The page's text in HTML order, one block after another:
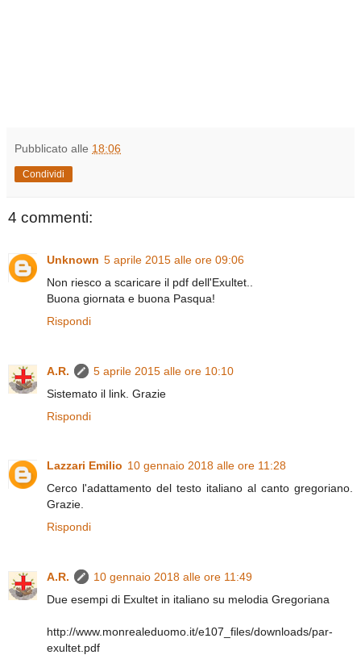
Pubblicato alle 18:06
Condividi
4 commenti:
Unknown 5 aprile 2015 alle ore 09:06
Non riesco a scaricare il pdf dell'Exultet..
Buona giornata e buona Pasqua!
Rispondi
A.R.
5 aprile 2015 alle ore 10:10
Sistemato il link. Grazie
Rispondi
Lazzari Emilio 10 gennaio 2018 alle ore 11:28
Cerco l'adattamento del testo italiano al canto gregoriano.
Grazie.
Rispondi
A.R.
10 gennaio 2018 alle ore 11:49
Due esempi di Exultet in italiano su melodia Gregoriana
http://www.monrealeduomo.it/e107_files/downloads/par-
exultet.pdf